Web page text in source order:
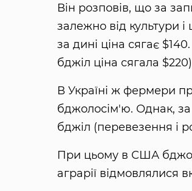
Він розповів, що за
залежно від культури
за дині ціна сягає
бджіл ціна сягала
В Україні ж фермери
бджолосім'ю. Однак, за
бджіл (перевезення і
При цьому в США
аграрії відмовлялися